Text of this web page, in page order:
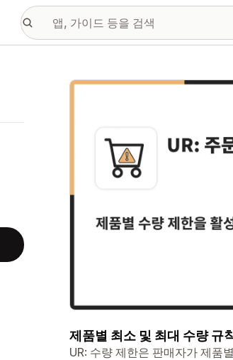
추천 이미지 갤러리
제품별 최소 및 최대 수량 규
UR: 수량 제한은 판매자가 제품